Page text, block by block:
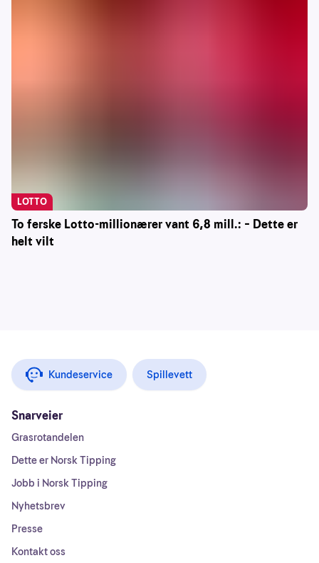
To ferske Lotto-millionærer vant 6,8 mill.: – Dette er
helt vilt
LOTTO
Kundeservice Spillevett
Snarveier
Grasrotandelen
Dette er Norsk Tipping
Jobb i Norsk Tipping
Nyhetsbrev
Presse
Kontakt oss